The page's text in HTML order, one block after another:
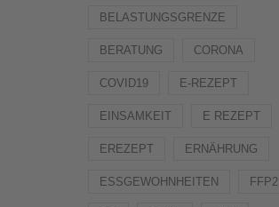
BELASTUNGSGRENZE
BERATUNG CORONA
COVID19 E-REZEPT
EINSAMKEIT E REZEPT
EREZEPT ERNÄHRUNG
ESSGEWOHNHEITEN FFP2